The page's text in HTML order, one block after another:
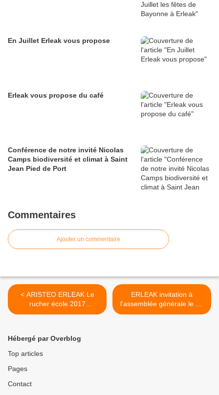
En Juillet Erleak vous propose
Erleak vous propose du café
Conférence de notre invité Nicolas
Camps biodiversité et climat à Saint
Jean Pied de Port
Commentaires
Ajouter un commentaire
< ARISTEO ERLEAK Le
rucher école 2017
programme et inscription
ERLEAK invitation à
l'assemblée générale le 27
mai 2017 >
Hébergé par Overblog
Top articles
Pages
Contact